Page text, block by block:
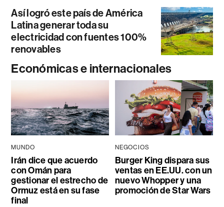
Así logró este país de América
Latina generar toda su
electricidad con fuentes 100%
renovables
Económicas e internacionales
MUNDO
Irán dice que acuerdo
con Omán para
gestionar el estrecho de
Ormuz está en su fase
final
NEGOCIOS
Burger King dispara sus
ventas en EE.UU. con un
nuevo Whopper y una
promoción de Star Wars